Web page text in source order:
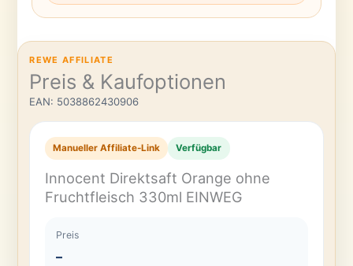
REWE AFFILIATE
Preis & Kaufoptionen
EAN: 5038862430906
Manueller Affiliate-Link Verfügbar
Innocent Direktsaft Orange ohne
Fruchtfleisch 330ml EINWEG
Preis
–